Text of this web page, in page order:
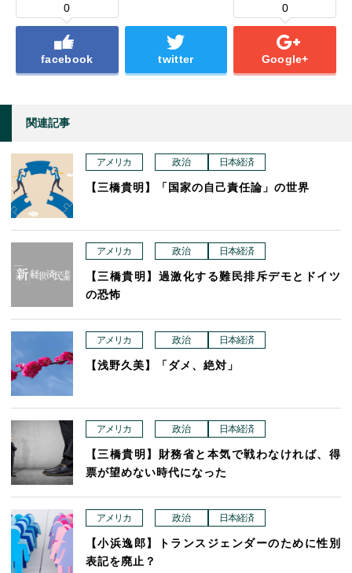
0
facebook twitter
0
Google+
関連記事
アメリカ 政治 日本経済
【三橋貴明】「国家の自己責任論」の世界
アメリカ 政治 日本経済
【三橋貴明】過激化する難民排斥デモとドイツ
の恐怖
アメリカ 政治 日本経済
【浅野久美】「ダメ、絶対」
アメリカ 政治 日本経済
【三橋貴明】財務省と本気で戦わなければ、得
票が望めない時代になった
アメリカ 政治 日本経済
【小浜逸郎】トランスジェンダーのために性別
表記を廃止？